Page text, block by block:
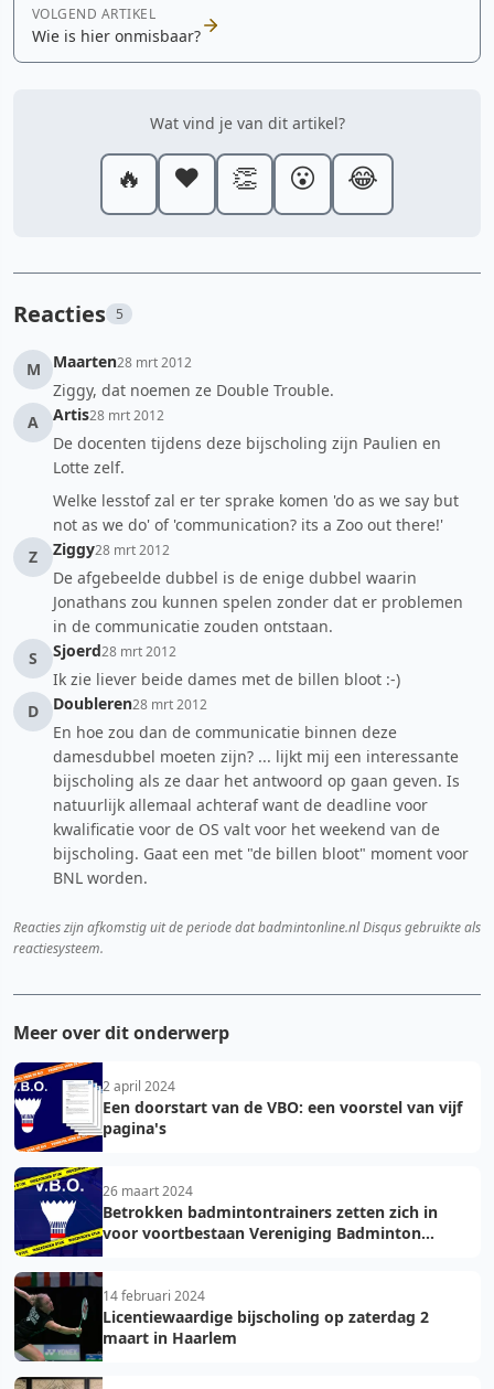
VOLGEND ARTIKEL
Wie is hier onmisbaar?
Wat vind je van dit artikel?
🔥 ❤️ 👏 😮 😂
Reacties 5
M Maarten28 mrt 2012
Ziggy, dat noemen ze Double Trouble.
A
Artis28 mrt 2012
De docenten tijdens deze bijscholing zijn Paulien en
Lotte zelf.
Welke lesstof zal er ter sprake komen 'do as we say but
not as we do' of 'communication? its a Zoo out there!'
Z
Ziggy28 mrt 2012
De afgebeelde dubbel is de enige dubbel waarin
Jonathans zou kunnen spelen zonder dat er problemen
in de communicatie zouden ontstaan.
S
Sjoerd28 mrt 2012
Ik zie liever beide dames met de billen bloot :-)
D
Doubleren28 mrt 2012
En hoe zou dan de communicatie binnen deze
damesdubbel moeten zijn? ... lijkt mij een interessante
bijscholing als ze daar het antwoord op gaan geven. Is
natuurlijk allemaal achteraf want de deadline voor
kwalificatie voor de OS valt voor het weekend van de
bijscholing. Gaat een met "de billen bloot" moment voor
BNL worden.
Reacties zijn afkomstig uit de periode dat badmintonline.nl Disqus gebruikte als
reactiesysteem.
Meer over dit onderwerp
2 april 2024
Een doorstart van de VBO: een voorstel van vijf
pagina's
26 maart 2024
Betrokken badmintontrainers zetten zich in
voor voortbestaan Vereniging Badminton
14 februari 2024
Licentiewaardige bijscholing op zaterdag 2
maart in Haarlem